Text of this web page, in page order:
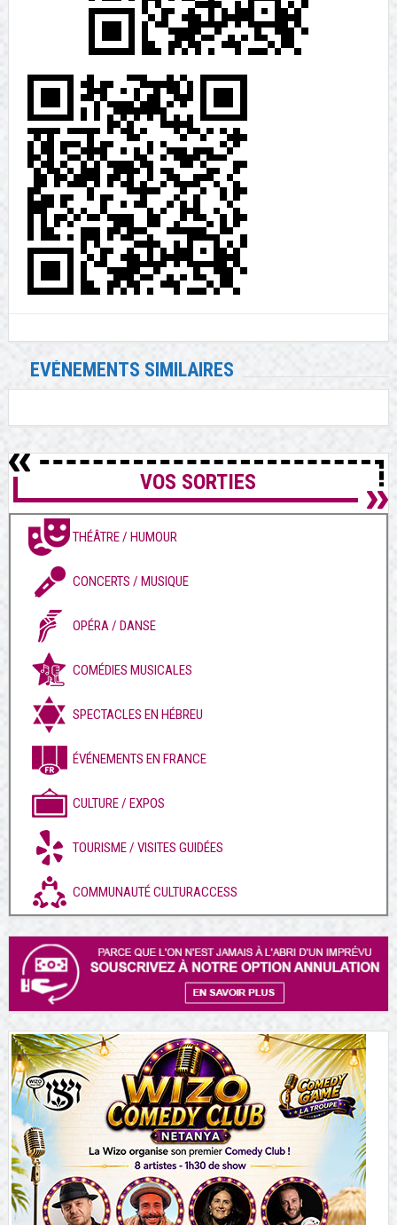
EVÉNEMENTS SIMILAIRES
VOS SORTIES
THÉÂTRE / HUMOUR
CONCERTS / MUSIQUE
OPÉRA / DANSE
COMÉDIES MUSICALES
SPECTACLES EN HÉBREU
ÉVÉNEMENTS EN FRANCE
CULTURE / EXPOS
TOURISME / VISITES GUIDÉES
COMMUNAUTÉ CULTURACCESS